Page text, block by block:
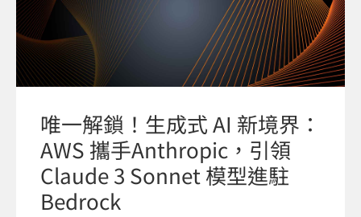
唯一解鎖！生成式 AI 新境界：
AWS 攜手Anthropic，引領
Claude 3 Sonnet 模型進駐
Bedrock